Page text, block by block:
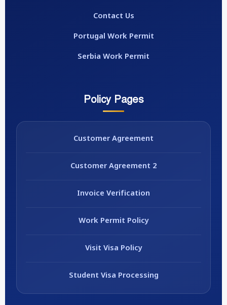
Contact Us
Portugal Work Permit
Serbia Work Permit
Policy Pages
Customer Agreement
Customer Agreement 2
Invoice Verification
Work Permit Policy
Visit Visa Policy
Student Visa Processing